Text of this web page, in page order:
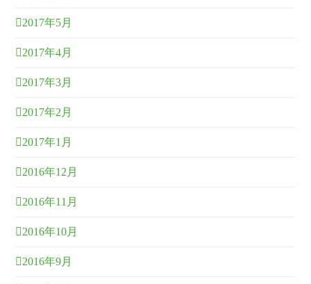
2017年5月
2017年4月
2017年3月
2017年2月
2017年1月
2016年12月
2016年11月
2016年10月
2016年9月